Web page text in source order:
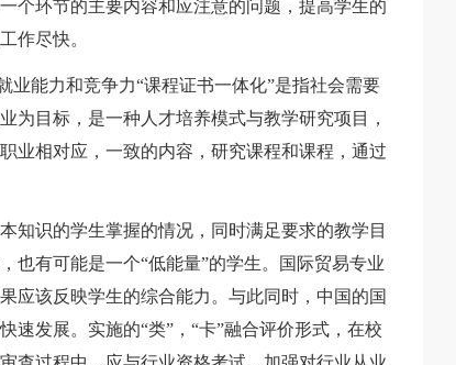
个环节的主要内容和应注意的问题，提高学生的
作尽快。
能力和竞争力“课程证书一体化”是指社会需要
为目标，是一种人才培养模式与教学研究项目，
业相对应，一致的内容，研究课程和课程，通过
识的学生掌握的情况，同时满足要求的教学目
也有可能是一个“低能量”的学生。国际贸易专业
应该反映学生的综合能力。与此同时，中国的国
速发展。实施的“类”，“卡”融合评价形式，在校